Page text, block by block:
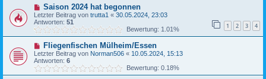
Saison 2024 hat begonnen
Letzter Beitrag von trutta1 « 30.05.2024, 23:03
Antworten: 51 1 2 3 4
Bewertung: 1.01%
Fliegenfischen Mülheim/Essen
Letzter Beitrag von Norman506 « 10.05.2024, 15:13
Antworten: 6
Bewertung: 0.18%